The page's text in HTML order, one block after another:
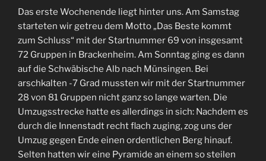
Das erste Wochenende liegt hinter uns. Am Samstag
starteten wir getreu dem Motto „Das Beste kommt
zum Schluss“ mit der Startnummer 69 von insgesamt
72 Gruppen in Brackenheim. Am Sonntag ging es dann
auf die Schwäbische Alb nach Münsingen. Bei
arschkalten -7 Grad mussten wir mit der Startnummer
28 von 81 Gruppen nicht ganz so lange warten. Die
Umzugsstrecke hatte es allerdings in sich: Nachdem es
durch die Innenstadt recht flach zuging, zog uns der
Umzug gegen Ende einen ordentlichen Berg hinauf.
Selten hatten wir eine Pyramide an einem so steilen